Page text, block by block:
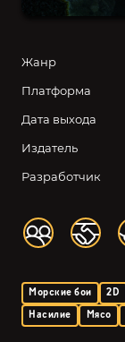
Жанр
Платформа
Дата выхода
Издатель
Разработчик
Морские бои 2D
Насилие
Мясо